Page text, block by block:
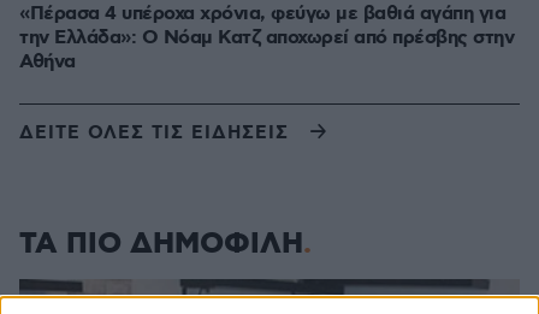
«Πέρασα 4 υπέροχα χρόνια, φεύγω με βαθιά αγάπη για
την Ελλάδα»: Ο Νόαμ Κατζ αποχωρεί από πρέσβης στην
Αθήνα
ΔΕΙΤΕ ΟΛΕΣ ΤΙΣ ΕΙΔΗΣΕΙΣ
ΤΑ ΠΙΟ ΔΗΜΟΦΙΛΗ